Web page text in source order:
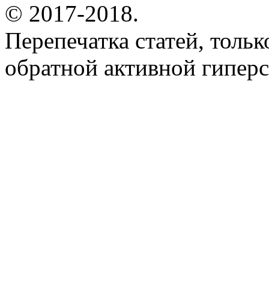
© 2017-2018.
Перепечатка статей,
обратной активной